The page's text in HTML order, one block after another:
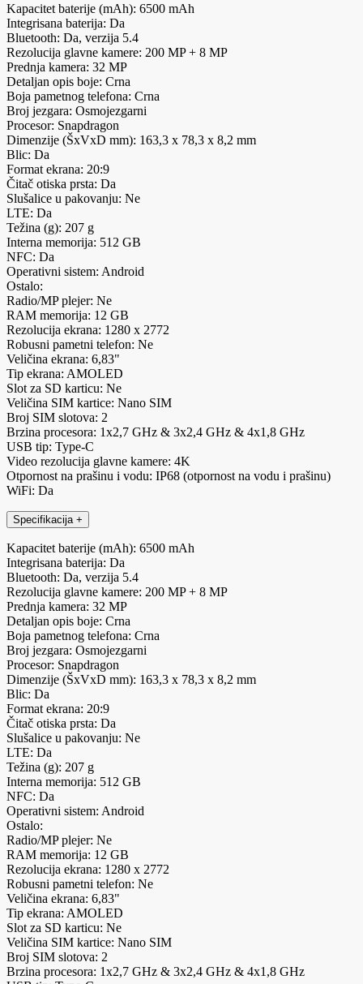
Kapacitet baterije (mAh): 6500 mAh
Integrisana baterija: Da
Bluetooth: Da, verzija 5.4
Rezolucija glavne kamere: 200 MP + 8 MP
Prednja kamera: 32 MP
Detaljan opis boje: Crna
Boja pametnog telefona: Crna
Broj jezgara: Osmojezgarni
Procesor: Snapdragon
Dimenzije (ŠxVxD mm): 163,3 x 78,3 x 8,2 mm
Blic: Da
Format ekrana: 20:9
Čitač otiska prsta: Da
Slušalice u pakovanju: Ne
LTE: Da
Težina (g): 207 g
Interna memorija: 512 GB
NFC: Da
Operativni sistem: Android
Ostalo:
Radio/MP plejer: Ne
RAM memorija: 12 GB
Rezolucija ekrana: 1280 x 2772
Robusni pametni telefon: Ne
Veličina ekrana: 6,83"
Tip ekrana: AMOLED
Slot za SD karticu: Ne
Veličina SIM kartice: Nano SIM
Broj SIM slotova: 2
Brzina procesora: 1x2,7 GHz & 3x2,4 GHz & 4x1,8 GHz
USB tip: Type-C
Video rezolucija glavne kamere: 4K
Otpornost na prašinu i vodu: IP68 (otpornost na vodu i prašinu)
WiFi: Da
Specifikacija +
Kapacitet baterije (mAh): 6500 mAh
Integrisana baterija: Da
Bluetooth: Da, verzija 5.4
Rezolucija glavne kamere: 200 MP + 8 MP
Prednja kamera: 32 MP
Detaljan opis boje: Crna
Boja pametnog telefona: Crna
Broj jezgara: Osmojezgarni
Procesor: Snapdragon
Dimenzije (ŠxVxD mm): 163,3 x 78,3 x 8,2 mm
Blic: Da
Format ekrana: 20:9
Čitač otiska prsta: Da
Slušalice u pakovanju: Ne
LTE: Da
Težina (g): 207 g
Interna memorija: 512 GB
NFC: Da
Operativni sistem: Android
Ostalo:
Radio/MP plejer: Ne
RAM memorija: 12 GB
Rezolucija ekrana: 1280 x 2772
Robusni pametni telefon: Ne
Veličina ekrana: 6,83"
Tip ekrana: AMOLED
Slot za SD karticu: Ne
Veličina SIM kartice: Nano SIM
Broj SIM slotova: 2
Brzina procesora: 1x2,7 GHz & 3x2,4 GHz & 4x1,8 GHz